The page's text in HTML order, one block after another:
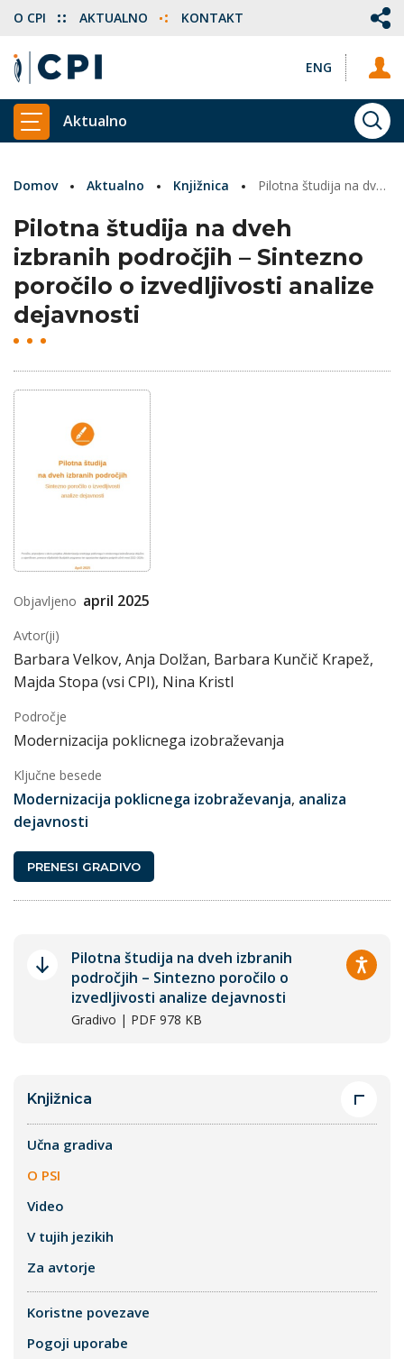
ENG
O CPI AKTUALNO KONTAKT
PRIKAŽI GLAVNI MENI
Aktualno
Domov Aktualno Knjižnica Pilotna študija na dveh izbranih področjih – Sintezno poročilo o izvedljivosti analize dejavnosti
Pilotna študija na dveh
izbranih področjih – Sintezno
poročilo o izvedljivosti analize
dejavnosti
Objavljeno april 2025
Avtor(ji)
Barbara Velkov, Anja Dolžan, Barbara Kunčič Krapež,
Majda Stopa (vsi CPI), Nina Kristl
Področje
Modernizacija poklicnega izobraževanja
Ključne besede
Modernizacija poklicnega izobraževanja, analiza
dejavnosti
PRENESI GRADIVO
Pilotna študija na dveh izbranih
področjih – Sintezno poročilo o
izvedljivosti analize dejavnosti
Gradivo | PDF 978 KB
Knjižnica
Učna gradiva
O PSI
Video
V tujih jezikih
Za avtorje
Koristne povezave
Pogoji uporabe